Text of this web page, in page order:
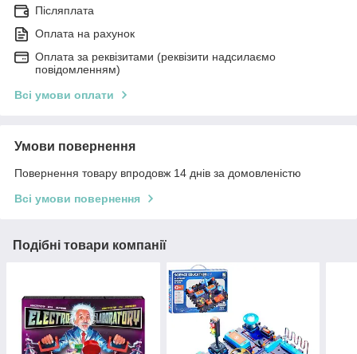
Післяплата
Оплата на рахунок
Оплата за реквізитами (реквізити надсилаємо
повідомленням)
Всі умови оплати
Умови повернення
Повернення товару впродовж 14 днів за домовленістю
Всі умови повернення
Подібні товари компанії